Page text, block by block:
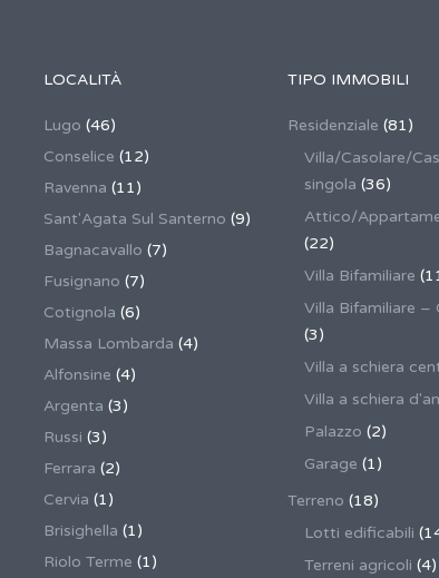
LOCALITÀ
Lugo (46)
Conselice (12)
Ravenna (11)
Sant'Agata Sul Santerno (9)
Bagnacavallo (7)
Fusignano (7)
Cotignola (6)
Massa Lombarda (4)
Alfonsine (4)
Argenta (3)
Russi (3)
Ferrara (2)
Cervia (1)
Brisighella (1)
Riolo Terme (1)
TIPO IMMOBILI
Residenziale (81)
Villa/Casolare/
singola (36)
Attico/
(22)
Villa Bifamiliare
Villa Bifamiliare –
(3)
Villa a schiera
Villa a schiera
Palazzo (2)
Garage (1)
Terreno (18)
Lotti edificabili
Terreni agricoli (4)